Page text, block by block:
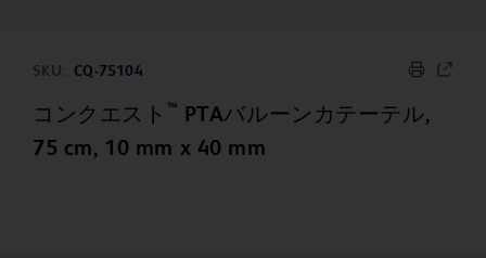
SKU: CQ-75104
コンクエスト ™ PTAバルーンカテーテル,
75 cm, 10 mm x 40 mm